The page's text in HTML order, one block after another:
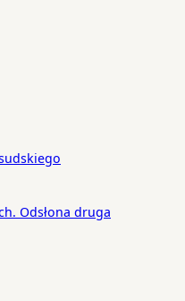
Odsłona druga